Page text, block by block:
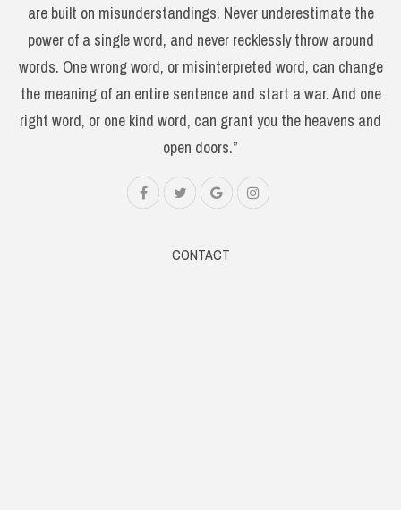
are built on misunderstandings. Never underestimate the
power of a single word, and never recklessly throw around
words. One wrong word, or misinterpreted word, can change
the meaning of an entire sentence and start a war. And one
right word, or one kind word, can grant you the heavens and
open doors.”
CONTACT